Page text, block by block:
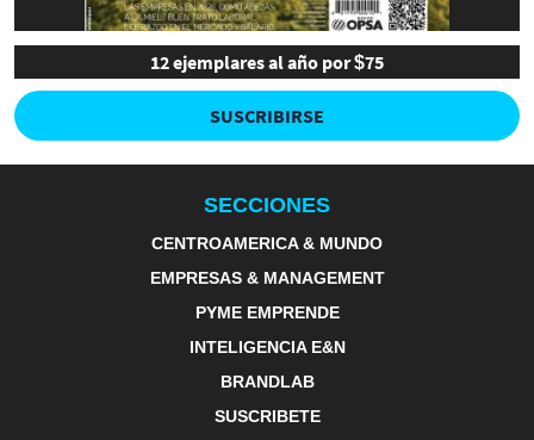
12 ejemplares al año por $75
SUSCRIBIRSE
SECCIONES
CENTROAMERICA & MUNDO
EMPRESAS & MANAGEMENT
PYME EMPRENDE
INTELIGENCIA E&N
BRANDLAB
SUSCRIBETE